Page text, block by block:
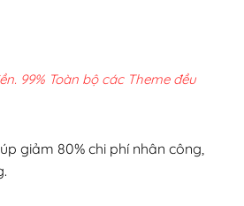
99% Toàn bộ các Theme đều
giảm 80% chi phí nhân công,